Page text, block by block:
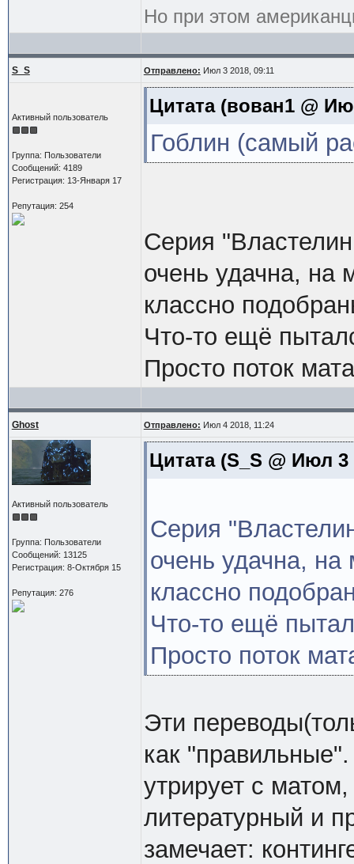
Но при этом
S_S Отправлено: Июл 3 2018, 09:11
Активный пользователь
Группа: Пользователи
Сообщений: 4189
Регистрация: 13-Января 17
Репутация: 254
Цитата(вован1 @
Гоблин (самый
Серия
очень удачна, на
классно
Что-то ещё
Просто поток
Ghost Отправлено: Июл 4 2018, 11:24
Активный пользователь
Группа: Пользователи
Сообщений: 13125
Регистрация: 8-Октября 15
Репутация: 276
Цитата(S_S @ Июл 3
Серия
очень удачна,
классно
Что-то ещё
Просто поток
Эти
как
утрирует с
литературный и
замечает: